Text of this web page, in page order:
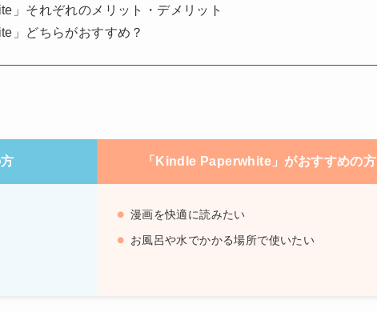
」それぞれのメリット・デメリット
」どちらがおすすめ？
「Kindle Paperwhite」がおすすめの方
漫画を快適に読みたい
お風呂や水でかかる場所で使いたい